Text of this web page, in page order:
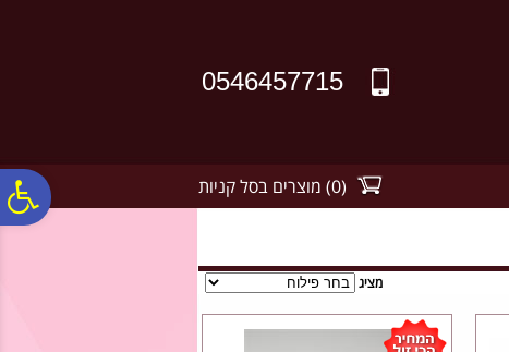
0546457715
(
0
) מוצרים בסל קניות
מציג